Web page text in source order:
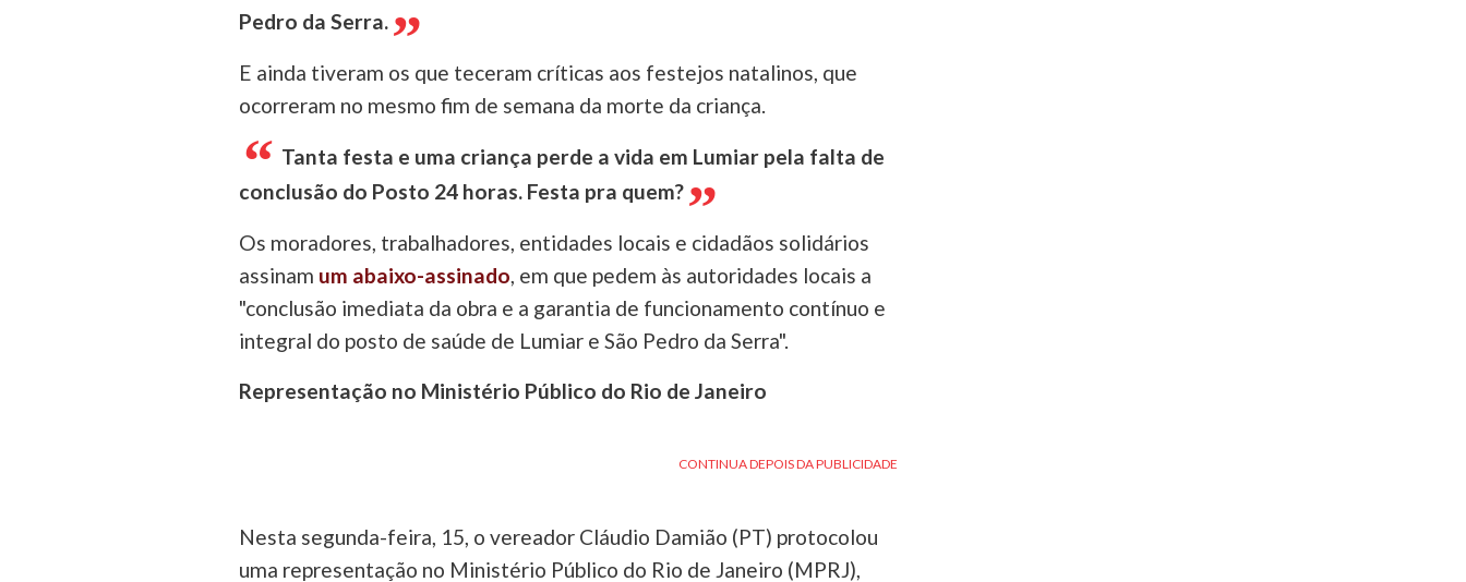
Pedro da Serra.
E ainda tiveram os que teceram críticas aos festejos natalinos, que
ocorreram no mesmo fim de semana da morte da criança.
Tanta festa e uma criança perde a vida em Lumiar pela falta de
conclusão do Posto 24 horas. Festa pra quem?
Os moradores, trabalhadores, entidades locais e cidadãos solidários
assinam um abaixo-assinado, em que pedem às autoridades locais a
"conclusão imediata da obra e a garantia de funcionamento contínuo e
integral do posto de saúde de Lumiar e São Pedro da Serra".
Representação no Ministério Público do Rio de Janeiro
Nesta segunda-feira, 15, o vereador Cláudio Damião (PT) protocolou
uma representação no Ministério Público do Rio de Janeiro (MPRJ),